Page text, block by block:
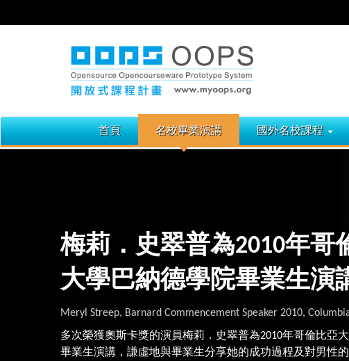
首頁 名校畢業演講 國外名校課程
梅莉．史翠普為2010年哥
大學巴納德學院畢業生演
Meryl Streep, Barnard Commencement Speaker 2010,
多次榮獲奧斯卡獎的演員梅莉．史翠普為2010年哥倫比亞
畢業生演講，謙虛地與畢業生分享她的成功過程及對男性的